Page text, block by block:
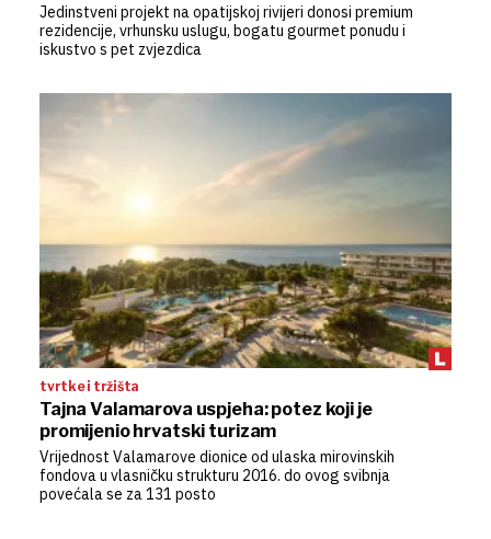
Jedinstveni projekt na opatijskoj rivijeri donosi premium
rezidencije, vrhunsku uslugu, bogatu gourmet ponudu i
iskustvo s pet zvjezdica
tvrtke i tržišta
Tajna Valamarova uspjeha: potez koji je
promijenio hrvatski turizam
Vrijednost Valamarove dionice od ulaska mirovinskih
fondova u vlasničku strukturu 2016. do ovog svibnja
povećala se za 131 posto